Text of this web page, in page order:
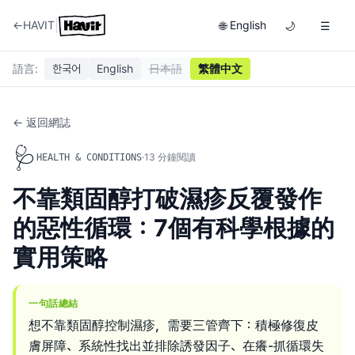
←HAVIT 🌐 English 🌙 ☰
語言: 한국어 English 日本語 繁體中文
← 返回網誌
🩺 HEALTH & CONDITIONS·13 分鐘閱讀
不靠類固醇打破濕疹反覆發作
的惡性循環：7個有科學根據的
實用策略
一句話總結
想不靠類固醇控制濕疹，需要三管齊下：積極修復皮
膚屏障、系統性找出並排除誘發因子、在癢-抓循環失